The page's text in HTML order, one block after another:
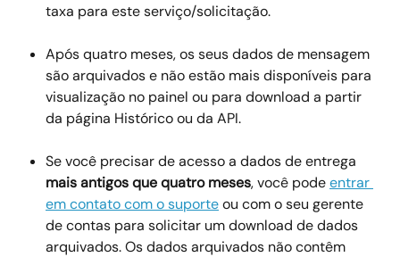
taxa para este serviço/solicitação.
Após quatro meses, os seus dados de mensagem
são arquivados e não estão mais disponíveis para
visualização no painel ou para download a partir
da página Histórico ou da API.
Se você precisar de acesso a dados de entrega
mais antigos que quatro meses, você pode entrar
em contato com o suporte ou com o seu gerente
de contas para solicitar um download de dados
arquivados. Os dados arquivados não contêm